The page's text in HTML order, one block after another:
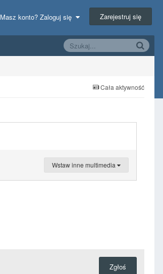
Masz konto? Zaloguj się Zarejestruj się
Cała aktywność
Wstaw inne multimedia
Zgłoś